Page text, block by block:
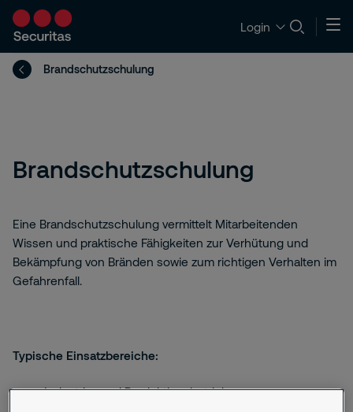
Login
Brandschutzschulung
Brandschutzschulung
Eine Brandschutzschulung vermittelt Mitarbeitenden
Wissen und praktische Fähigkeiten zur Verhütung und
Bekämpfung von Bränden sowie zum richtigen Verhalten im
Gefahrenfall.
Typische Einsatzbereiche:
Industrie- und Produktionsbetriebe